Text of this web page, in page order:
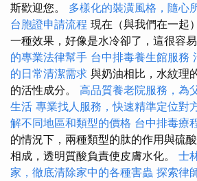
斯歡迎您。 多樣化的裝潢風格，隨心
台胞證申請流程 現在（與我們在一起
一種效果，好像是水冷卻了，這很容易
的專業法律幫手 台中排毒養生館服務
的日常清潔需求 與奶油相比，水紋理
的活性成分。 高品質養老院服務，為
生活 專業找人服務，快速精準定位對
解不同地區和類型的價格 台中排毒療
的情況下，兩種類型的肽的作用與硫
相成，透明質酸負責使皮膚水化。 士
家，徹底清除家中的各種害蟲 探索律